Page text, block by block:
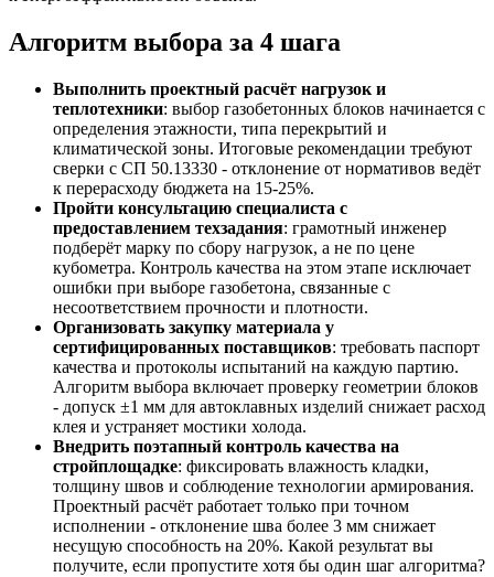
Алгоритм выбора за 4 шага
Выполнить проектный расчёт нагрузок и
теплотехники: выбор газобетонных блоков начинается с
определения этажности, типа перекрытий и
климатической зоны. Итоговые рекомендации требуют
сверки с СП 50.13330 - отклонение от нормативов ведёт
к перерасходу бюджета на 15-25%.
Пройти консультацию специалиста с
предоставлением техзадания: грамотный инженер
подберёт марку по сбору нагрузок, а не по цене
кубометра. Контроль качества на этом этапе исключает
ошибки при выборе газобетона, связанные с
несоответствием прочности и плотности.
Организовать закупку материала у
сертифицированных поставщиков: требовать паспорт
качества и протоколы испытаний на каждую партию.
Алгоритм выбора включает проверку геометрии блоков
- допуск ±1 мм для автоклавных изделий снижает расход
клея и устраняет мостики холода.
Внедрить поэтапный контроль качества на
стройплощадке: фиксировать влажность кладки,
толщину швов и соблюдение технологии армирования.
Проектный расчёт работает только при точном
исполнении - отклонение шва более 3 мм снижает
несущую способность на 20%. Какой результат вы
получите, если пропустите хотя бы один шаг алгоритма?